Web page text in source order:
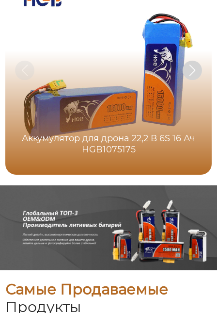
Аккумулятор для дрона 22,2 В 6S 16 Ач
HGB1075175
Самые Продаваемые
Продукты